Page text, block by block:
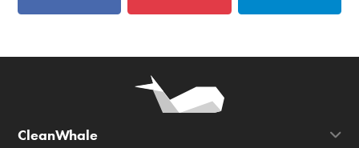
CleanWhale